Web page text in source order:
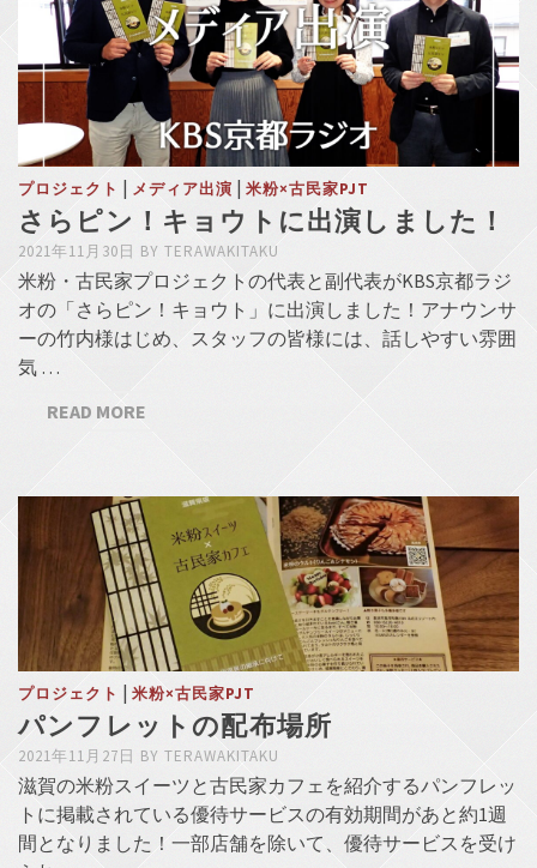
プロジェクト | メディア出演 | 米粉×古民家PJT
さらピン！キョウトに出演しました！
2021年11月30日 BY TERAWAKITAKU
米粉・古民家プロジェクトの代表と副代表がKBS京都ラジ
オの「さらピン！キョウト」に出演しました！アナウンサ
ーの竹内様はじめ、スタッフの皆様には、話しやすい雰囲
気 …
READ MORE
プロジェクト | 米粉×古民家PJT
パンフレットの配布場所
2021年11月27日 BY TERAWAKITAKU
滋賀の米粉スイーツと古民家カフェを紹介するパンフレッ
トに掲載されている優待サービスの有効期間があと約1週
間となりました！一部店舗を除いて、優待サービスを受け